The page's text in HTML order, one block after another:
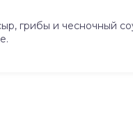
грибы и чесночный